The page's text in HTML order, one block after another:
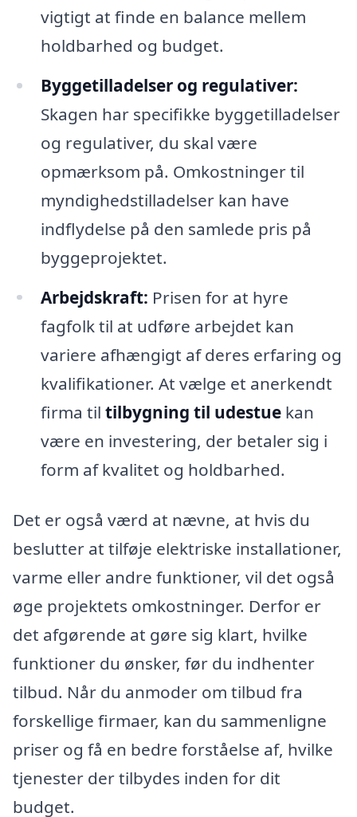
vigtigt at finde en balance mellem
holdbarhed og budget.
Byggetilladelser og regulativer:
Skagen har specifikke byggetilladelser
og regulativer, du skal være
opmærksom på. Omkostninger til
myndighedstilladelser kan have
indflydelse på den samlede pris på
byggeprojektet.
Arbejdskraft: Prisen for at hyre
fagfolk til at udføre arbejdet kan
variere afhængigt af deres erfaring og
kvalifikationer. At vælge et anerkendt
firma til tilbygning til udestuekan
være en investering, der betaler sig i
form af kvalitet og holdbarhed.
Det er også værd at nævne, at hvis du
beslutter at tilføje elektriske installationer,
varme eller andre funktioner, vil det også
øge projektets omkostninger. Derfor er
det afgørende at gøre sig klart, hvilke
funktioner du ønsker, før du indhenter
tilbud. Når du anmoder om tilbud fra
forskellige firmaer, kan du sammenligne
priser og få en bedre forståelse af, hvilke
tjenester der tilbydes inden for dit
budget.